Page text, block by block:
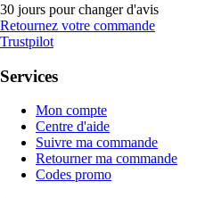
30 jours pour changer d'avis
Retournez votre commande
Trustpilot
Services
Mon compte
Centre d'aide
Suivre ma commande
Retourner ma commande
Codes promo